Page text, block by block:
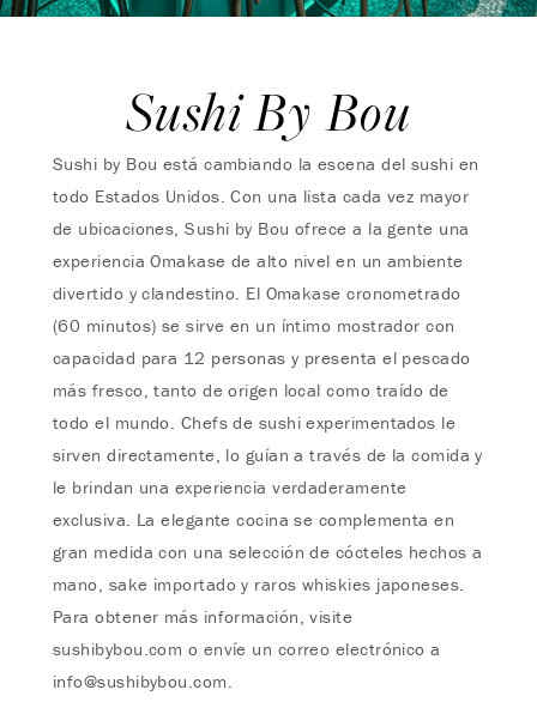
Sushi By Bou
Sushi by Bou está cambiando la escena del sushi en
todo Estados Unidos. Con una lista cada vez mayor
de ubicaciones, Sushi by Bou ofrece a la gente una
experiencia Omakase de alto nivel en un ambiente
divertido y clandestino. El Omakase cronometrado
(60 minutos) se sirve en un íntimo mostrador con
capacidad para 12 personas y presenta el pescado
más fresco, tanto de origen local como traído de
todo el mundo. Chefs de sushi experimentados le
sirven directamente, lo guían a través de la comida y
le brindan una experiencia verdaderamente
exclusiva. La elegante cocina se complementa en
gran medida con una selección de cócteles hechos a
mano, sake importado y raros whiskies japoneses.
Para obtener más información, visite
sushibybou.com o envíe un correo electrónico a
info@sushibybou.com.